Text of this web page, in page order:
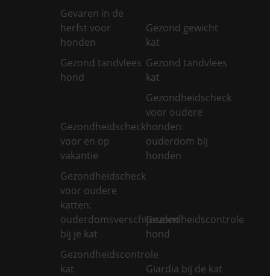
Gevaren in de
herfst voor
honden
Gezond gewicht
kat
Gezond tandvlees
hond
Gezond tandvlees
kat
Gezondheidscheck
voor en op
vakantie
Gezondheidscheck
voor oudere
honden:
ouderdom bij
honden
Gezondheidscheck
voor oudere
katten:
ouderdomsverschijnselen
bij je kat
Gezondheidscontrole
hond
Gezondheidscontrole
kat
Giardia bij de kat